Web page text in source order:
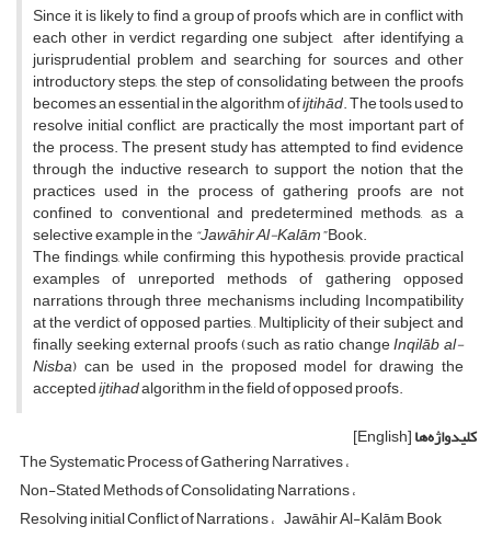
Since it is likely to find a group of proofs which are in conflict with
each other in verdict regarding one subject, after identifying a
jurisprudential problem and searching for sources and other
introductory steps, the step of consolidating between the proofs
becomes an essential in the algorithm ofijtihād. The tools used to
resolve initial conflict, are practically the most important part of
the process. The present study has attempted to find evidence
through the inductive research to support the notion that the
practices used in the process of gathering proofs are not
confined to conventional and predetermined methods, as a
selective example in the“Jawāhir Al-Kalām”Book.
The findings, while confirming this hypothesis, provide practical
examples of unreported methods of gathering opposed
narrations through three mechanisms including Incompatibility
at the verdict of opposed parties, , Multiplicity of their subject, and
finally seeking external proofs (such as ratio changeInqilāb al-
Nisba) can be used in the proposed model for drawing the
acceptedijtihadalgorithm in the field of opposed proofs.
کلیدواژه‌ها[English]
The Systematic Process of Gathering Narratives
Non-Stated Methods of Consolidating Narrations
Resolving initial Conflict of Narrations Jawāhir Al-Kalām Book